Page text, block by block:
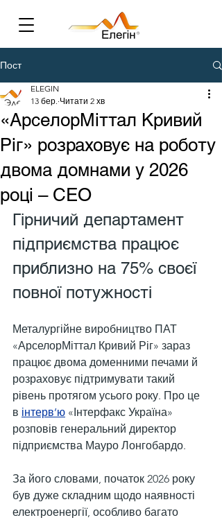
Пост
«АрселорМіттал Кривий
Ріг» розраховує на роботу
двома домнами у 2026
році – CEO
ELEGIN
13 бер. Читати 2 хв
Гірничий департамент
підприємства працює
приблизно на 75% своєї
повної потужності
Металургійне виробництво ПАТ
«АрселорМіттал Кривий Ріг» зараз
працює двома доменними печами й
розраховує підтримувати такий
рівень протягом усього року. Про це
в інтерв’ю «Інтерфакс Україна»
розповів генеральний директор
підприємства Мауро Лонгобардо.
За його словами, початок 2026 року
був дуже складним щодо наявності
електроенергії, особливо багато